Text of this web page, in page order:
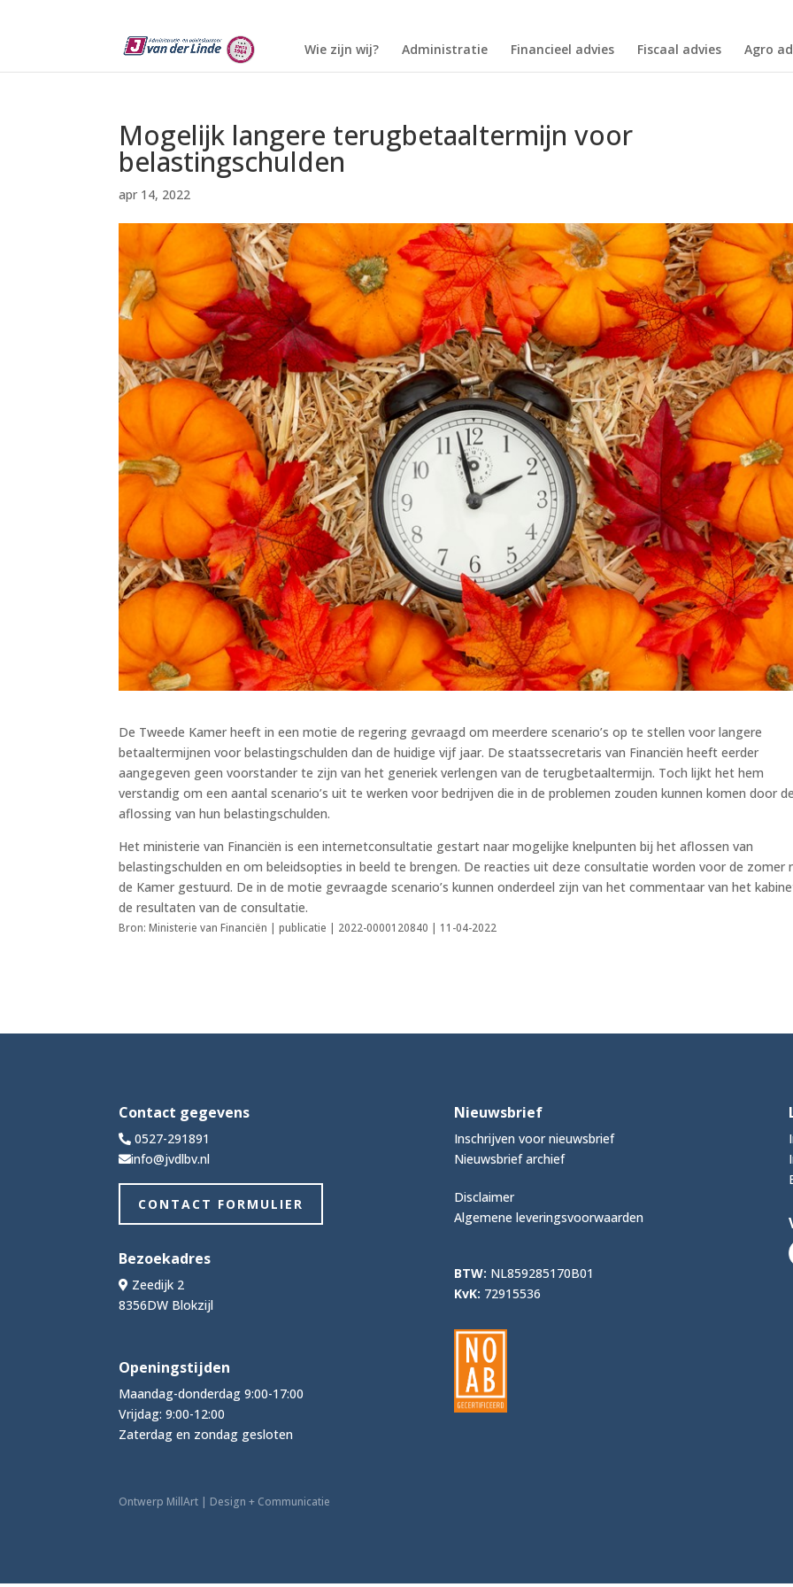
Wie zijn wij? Administratie Financieel advies Fiscaal advies Agro
Mogelijk langere terugbetaaltermijn voor
belastingschulden
apr 14, 2022
De Tweede Kamer heeft in een motie de regering gevraagd om meerdere scenario’s op te stellen voor langere
betaaltermijnen voor belastingschulden dan de huidige vijf jaar. De staatssecretaris van Financiën heeft eerder
aangegeven geen voorstander te zijn van het generiek verlengen van de terugbetaaltermijn. Toch lijkt het hem
verstandig om een aantal scenario’s uit te werken voor bedrijven die in de problemen zouden kunnen komen door
aflossing van hun belastingschulden.
Het ministerie van Financiën is een internetconsultatie gestart naar mogelijke knelpunten bij het aflossen van
belastingschulden en om beleidsopties in beeld te brengen. De reacties uit deze consultatie worden voor de zomer
de Kamer gestuurd. De in de motie gevraagde scenario’s kunnen onderdeel zijn van het commentaar van het
de resultaten van de consultatie.
Bron: Ministerie van Financiën | publicatie | 2022-0000120840 | 11-04-2022
Contact gegevens
0527-291891
info@jvdlbv.nl
CONTACT FORMULIER
Bezoekadres
Zeedijk 2
8356DW Blokzijl
Openingstijden
Maandag-donderdag 9:00-17:00
Vrijdag: 9:00-12:00
Zaterdag en zondag gesloten
Nieuwsbrief
Inschrijven voor nieuwsbrief
Nieuwsbrief archief
Disclaimer
Algemene leveringsvoorwaarden
BTW: NL859285170B01
KvK: 72915536
Ontwerp MillArt | Design + Communicatie